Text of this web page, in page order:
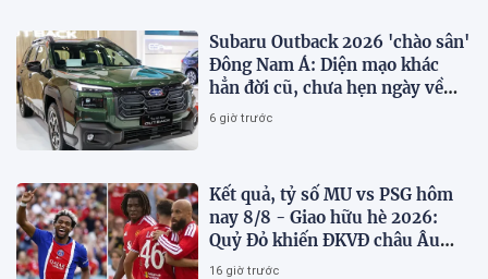
Subaru Outback 2026 'chào sân'
Đông Nam Á: Diện mạo khác
hẳn đời cũ, chưa hẹn ngày về
Việt Nam
6 giờ trước
Kết quả, tỷ số MU vs PSG hôm
nay 8/8 - Giao hữu hè 2026:
Quỷ Đỏ khiến ĐKVĐ châu Âu
toát mồ hôi
16 giờ trước